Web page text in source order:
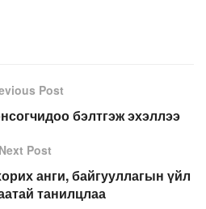
Post
бэлтгэж эхэллээ
Next Post
анги, байгууллагын үйл
танилцлаа